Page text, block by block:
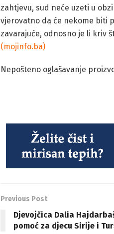
zahtjevu, sud neće uzeti u
vjerovatno da će nekome biti
zavarajuće, odnosno je li kriv
(mojinfo.ba)
Nepošteno oglašavanje
Previous Post
Djevojčica Dalia
pomoć za djecu Sirije i